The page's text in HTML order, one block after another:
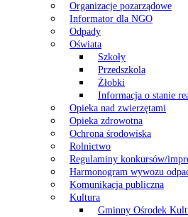
Organizacje pozarządowe
Informator dla NGO
Odpady
Oświata
Szkoły
Przedszkola
Żłobki
Informacja o stanie
Opieka nad zwierzętami
Opieka zdrowotna
Ochrona środowiska
Rolnictwo
Regulaminy konkursów/
Harmonogram wywozu
Komunikacja publiczna
Kultura
Gminny Ośrodek